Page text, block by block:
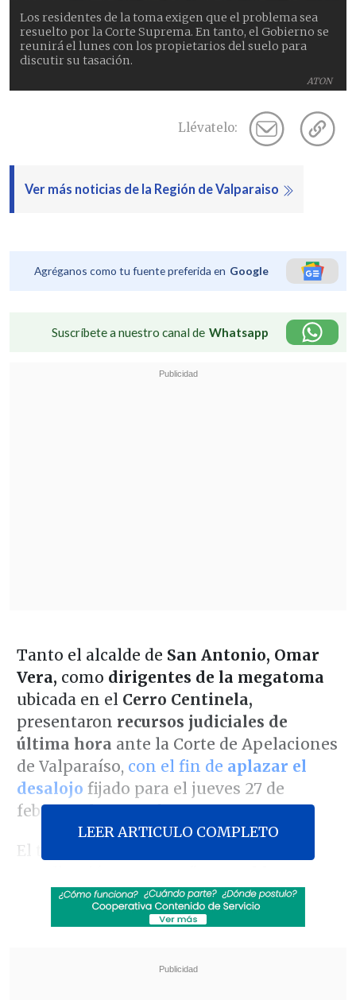
ATON
Los residentes de la toma exigen que el problema sea
resuelto por la Corte Suprema. En tanto, el Gobierno se
reunirá el lunes con los propietarios del suelo para
discutir su tasación.
Llévatelo:
Ver más noticias de la Región de Valparaiso
Agréganos como tu fuente preferida en Google
Suscríbete a nuestro canal de Whatsapp
Tanto el alcalde de San Antonio, Omar
Vera, como dirigentes de la megatoma
ubicada en el Cerro Centinela,
presentaron recursos judiciales de
última hora ante la Corte de Apelaciones
de Valparaíso, con el fin de aplazar el
desalojo fijado para el jueves 27 de
febrero a las 10:00 horas.
El tribunal nuevamente ordenó la
paulatina"- de sus más de 10 mil
luego deun incumplimiento
prórroga del Gobierno en noviembre
LEER ARTICULO COMPLETO